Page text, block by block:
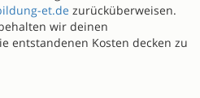
et.de zurücküberweisen.
wir deinen
entstandenen Kosten decken zu